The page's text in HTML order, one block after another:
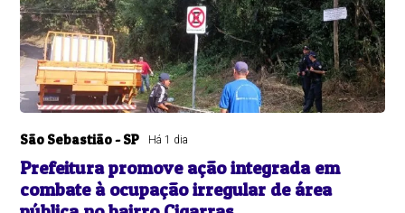
São Sebastião - SP Há 1 dia
Prefeitura promove ação integrada em
combate à ocupação irregular de área